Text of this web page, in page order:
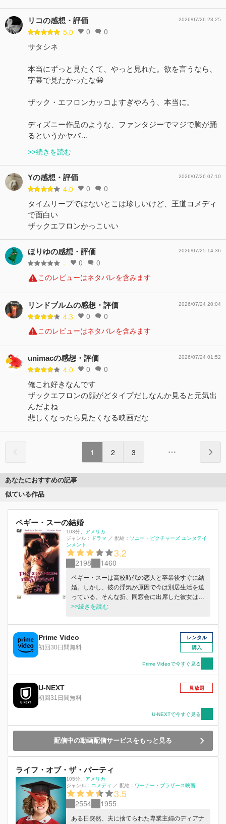
リコの感想・評価
5.0 0 0
2026/07/26 23:25
サタシネ
本当にずっと見たくて、やっと見れた。欲を言うなら、
字幕で見たかったな😀
ザック・エフロンカッコよすぎやろう、本当に。
ディズニー作品のような、ファンタジーでマジで胸が踊
るというかヤバ…
>>続きを読む
Yの感想・評価
4.0 0 0
2026/07/26 07:10
タイムリープではないとこは珍しいけど、王道コメディ
で面白い
ザックエフロンかっこいい
ほりゆの感想・評価
- 0 0
2026/07/25 14:36
このレビューはネタバレを含みます
リンドブルムの感想・評価
4.3 0 0
2026/07/24 20:04
このレビューはネタバレを含みます
unimacの感想・評価
4.0 0 0
2026/07/24 01:52
俺これ好きなんです
ザックエフロンの顔がどタイプだしなんか見ると元気出
んだよね
悲しくなったら見たくなる映画だな
1 2 3
あなたにおすすめの記事
似ている作品
ペギー・スーの結婚
103分、 アメリカ
ジャンル：
ドラマ ／ 配給： ソニー・ピクチャーズ エンタテイ
ンメント
3.2
2198 1460
ペギー・スーは高校時代の恋人と卒業後すぐに結
婚。しかし、彼の浮気が原因で今は別居生活を送
っている。そんな折、同窓会に出席した彼女は、
懐かしい旧友に囲まれ、興奮のあまり昏倒してし
代に戻っていた。
>>続きを読む
Prime Video
初回30日間無料
レンタル
購入
Prime Videoで今すぐ見る
U-NEXT
初回31日間無料
見放題
U-NEXTで今すぐ見る
配信中の動画配信サービスをもっと見る
ライフ・オブ・ザ・パーティ
105分、 アメリカ
ジャンル： コメディ ／ 配給： ワーナー・ブラザース映画
3.5
2554 1955
ある日突然、夫に捨てられた専業主婦のディアナ